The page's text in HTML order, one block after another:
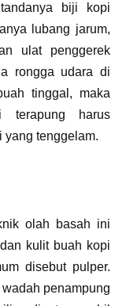
biji kopi
lubang jarum,
ulat penggerek
rongga udara di
tinggal, maka
terapung harus
yang tenggelam.
olah basah ini
kulit buah kopi
disebut pulper.
penampung